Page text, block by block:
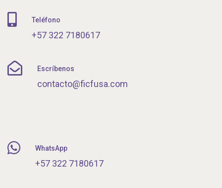
Teléfono
+57 322 7180617
Escríbenos
contacto@ficfusa.com
WhatsApp
+57 322 7180617